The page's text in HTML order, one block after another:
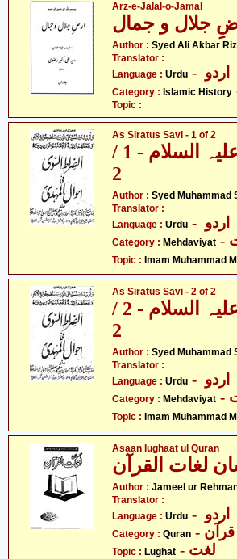
Arz-e-Jalal-o-Jamal
Author : Syed Ali Akbar
Translator :
Language : Urdu
Category : Islamic History
Topic :
As Siratus Savi - 1 of 2
الصراط السّوی فی احوال المہدی علیہ السلام - 1 /
2
Author : Syed Muhammad
Translator :
Language : Urdu
Category : Mehdaviyat
Topic : Imam Muhammad
As Siratus Savi - 2 of 2
الصراط السّوی فی احوال المہدی علیہ السلام - 2 /
2
Author : Syed Muhammad
Translator :
Language : Urdu
Category : Mehdaviyat
Topic : Imam Muhammad
Asaan lughaat ul Quran
لغات القرآن
Author : Jameel ur
Translator :
Language : Urdu
Category : Quran - قرآن
Topic : Lughat - لغت